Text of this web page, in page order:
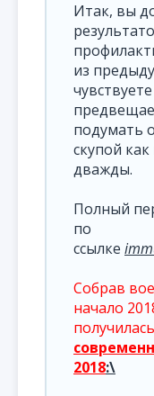
Итак, вы
из
подумать
скупой
дважды.
Полный
по
ссылке
Собрав
начало
2018:\